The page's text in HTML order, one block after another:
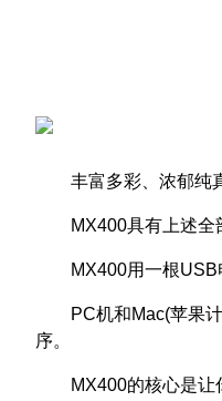
丰富多彩、浓郁纯
MX400具有上述
MX400用一根
PC机和Mac(苹果
序。
MX400的核心是